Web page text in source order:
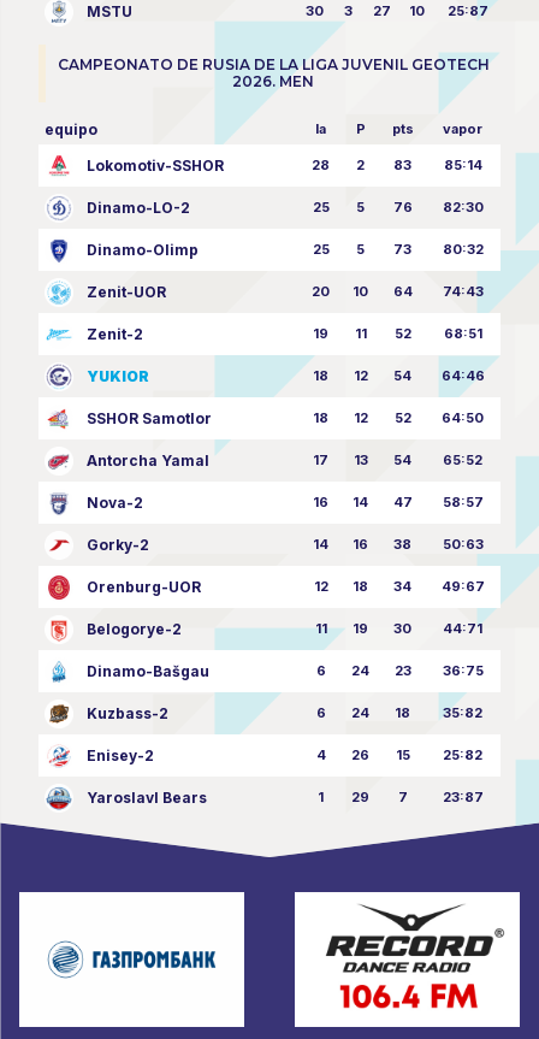
MSTU 30 3 27 10 25:87
CAMPEONATO DE RUSIA DE LA LIGA JUVENIL GEOTECH
2026. MEN
equipo la P pts vapor
Lokomotiv-SSHOR 28 2 83 85:14
Dinamo-LO-2 25 5 76 82:30
Dinamo-Olimp 25 5 73 80:32
Zenit-UOR 20 10 64 74:43
Zenit-2 19 11 52 68:51
YUKIOR 18 12 54 64:46
SSHOR Samotlor 18 12 52 64:50
Antorcha Yamal 17 13 54 65:52
Nova-2 16 14 47 58:57
Gorky-2 14 16 38 50:63
Orenburg-UOR 12 18 34 49:67
Belogorye-2 11 19 30 44:71
Dinamo-Bašgau 6 24 23 36:75
Kuzbass-2 6 24 18 35:82
Enisey-2 4 26 15 25:82
Yaroslavl Bears 1 29 7 23:87